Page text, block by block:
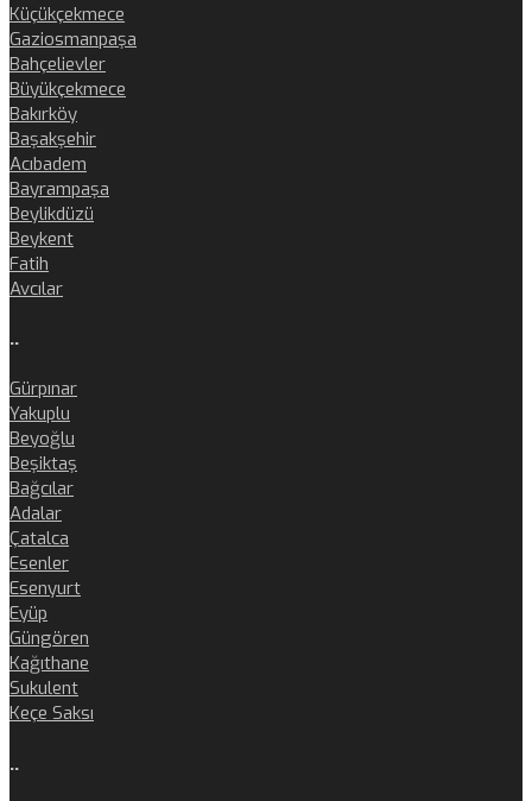
Küçükçekmece
Gaziosmanpaşa
Bahçelievler
Büyükçekmece
Bakırköy
Başakşehir
Acıbadem
Bayrampaşa
Beylikdüzü
Beykent
Fatih
Avcılar
..
Gürpınar
Yakuplu
Beyoğlu
Beşiktaş
Bağcılar
Adalar
Çatalca
Esenler
Esenyurt
Eyüp
Güngören
Kağıthane
Sukulent
Keçe Saksı
..